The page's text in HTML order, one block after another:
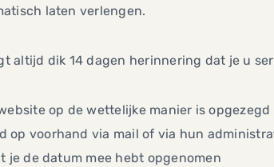
laten verlengen.
altijd dik 14 dagen herinnering dat je u
op de wettelijke manier is
op voorhand via mail of via hun
je de datum mee hebt opgenomen